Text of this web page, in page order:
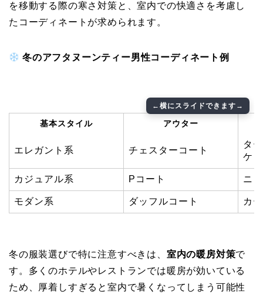
を移動する際の寒さ対策と、室内での快適さを考慮し
たコーディネートが求められます。
冬のアフタヌーンティー男性コーディネート例
基本スタイル アウター
エレガント系 チェスターコート
タ
ケ
カジュアル系 Pコート ニ
モダン系 ダッフルコート カ
冬の服装選びで特に注意すべきは、 室内の暖房対策で
す。多くのホテルやレストランでは暖房が効いている
ため、厚着しすぎると室内で暑くなってしまう可能性